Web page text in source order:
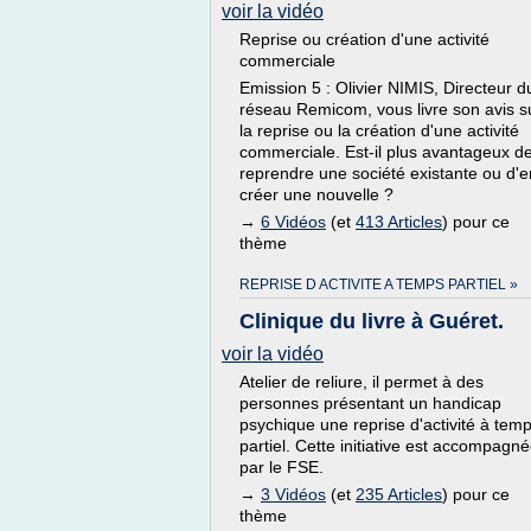
voir la vidéo
Reprise ou création d'une activité
commerciale
Emission 5 : Olivier NIMIS, Directeur
réseau Remicom, vous livre son avis
la reprise ou la création d'une activité
commerciale. Est-il plus avantageux
reprendre une société existante ou
créer une nouvelle ?
→ 6 Vidéos (et 413 Articles) pour ce
thème
REPRISE D ACTIVITE A TEMPS PARTIEL »
Clinique du livre à Guéret.
voir la vidéo
Atelier de reliure, il permet à des
personnes présentant un handicap
psychique une reprise d'activité à
partiel. Cette initiative est
par le FSE.
→ 3 Vidéos (et 235 Articles) pour ce
thème